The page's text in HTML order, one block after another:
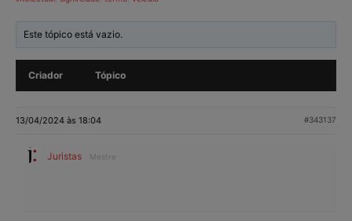
Este tópico está vazio.
Criador Tópico
13/04/2024 às 18:04 #343137
Juristas Mestre